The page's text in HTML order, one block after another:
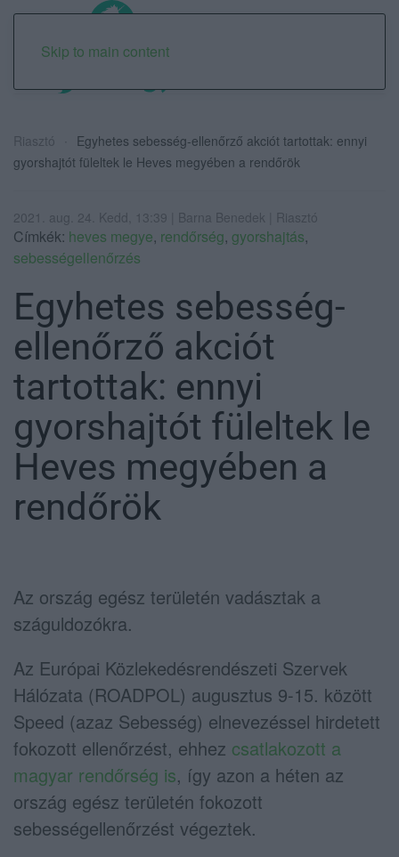
Skip to main content
Riasztó
Egyhetes sebesség-ellenőrző akciót tartottak: ennyi
gyorshajtót füleltek le Heves megyében a rendőrök
2021. aug. 24. Kedd, 13:39 | Barna Benedek | Riasztó
Címkék: heves megye, rendőrség, gyorshajtás,
sebességellenőrzés
Egyhetes sebesség-
ellenőrző akciót
tartottak: ennyi
gyorshajtót füleltek le
Heves megyében a
rendőrök
Az ország egész területén vadásztak a
száguldozókra.
Az Európai Közlekedésrendészeti Szervek
Hálózata (ROADPOL) augusztus 9-15. között
Speed (azaz Sebesség) elnevezéssel hirdetett
fokozott ellenőrzést, ehhez csatlakozott a
magyar rendőrség is, így azon a héten az
ország egész területén fokozott
sebességellenőrzést végeztek.